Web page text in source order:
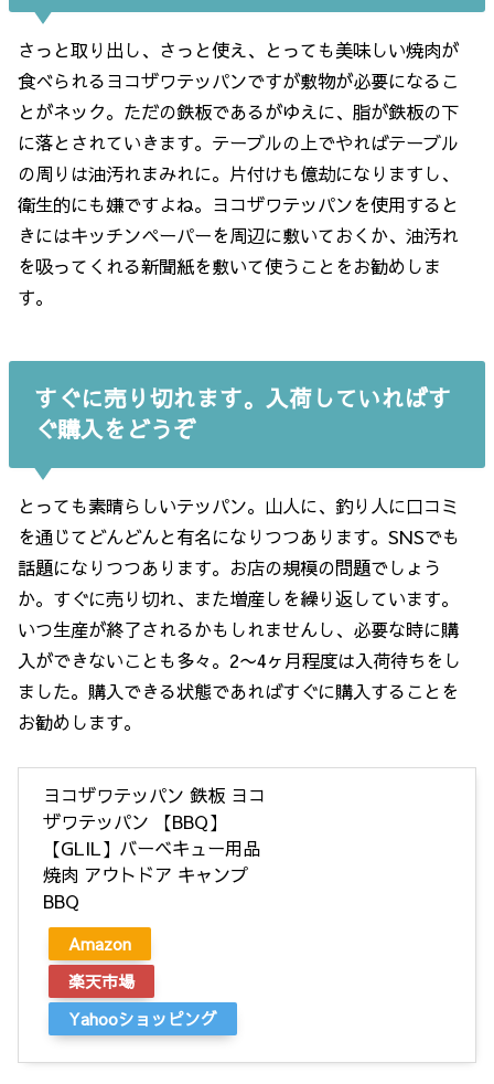
さっと取り出し、さっと使え、とっても美味しい焼肉が
食べられるヨコザワテッパンですが敷物が必要になるこ
とがネック。ただの鉄板であるがゆえに、脂が鉄板の下
に落とされていきます。テーブルの上でやればテーブル
の周りは油汚れまみれに。片付けも億劫になりますし、
衛生的にも嫌ですよね。ヨコザワテッパンを使用すると
きにはキッチンペーパーを周辺に敷いておくか、油汚れ
を吸ってくれる新聞紙を敷いて使うことをお勧めしま
す。
すぐに売り切れます。入荷していればす
ぐ購入をどうぞ
とっても素晴らしいテッパン。山人に、釣り人に口コミ
を通じてどんどんと有名になりつつあります。SNSでも
話題になりつつあります。お店の規模の問題でしょう
か。すぐに売り切れ、また増産しを繰り返しています。
いつ生産が終了されるかもしれませんし、必要な時に購
入ができないことも多々。2〜4ヶ月程度は入荷待ちをし
ました。購入できる状態であればすぐに購入することを
お勧めします。
ヨコザワテッパン 鉄板 ヨコ
ザワテッパン 【BBQ】
【GLIL】バーベキュー用品
焼肉 アウトドア キャンプ
BBQ
Amazon
楽天市場
Yahooショッピング